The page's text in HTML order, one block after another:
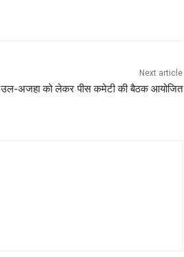
Next article
अजहा को लेकर पीस कमेटी की बैठक आयोजित